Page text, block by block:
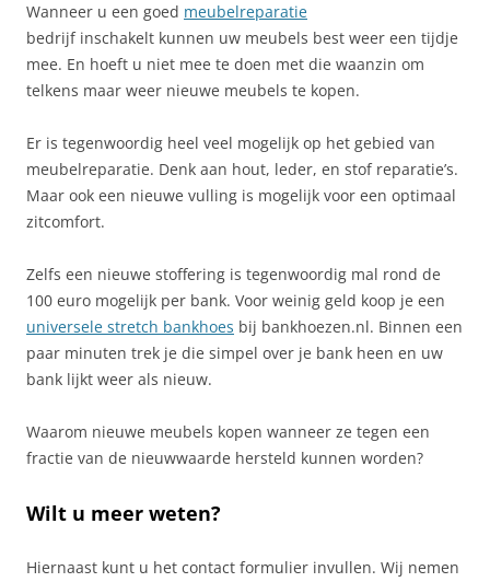
Wanneer u een goed meubelreparatie
bedrijf inschakelt kunnen uw meubels best weer een tijdje
mee. En hoeft u niet mee te doen met die waanzin om
telkens maar weer nieuwe meubels te kopen.
Er is tegenwoordig heel veel mogelijk op het gebied van
meubelreparatie. Denk aan hout, leder, en stof reparatie’s.
Maar ook een nieuwe vulling is mogelijk voor een optimaal
zitcomfort.
Zelfs een nieuwe stoffering is tegenwoordig mal rond de
100 euro mogelijk per bank. Voor weinig geld koop je een
universele stretch bankhoes bij bankhoezen.nl. Binnen een
paar minuten trek je die simpel over je bank heen en uw
bank lijkt weer als nieuw.
Waarom nieuwe meubels kopen wanneer ze tegen een
fractie van de nieuwwaarde hersteld kunnen worden?
Wilt u meer weten?
Hiernaast kunt u het contact formulier invullen. Wij nemen